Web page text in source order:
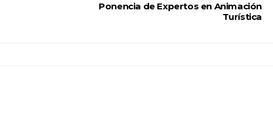
Ponencia de Expertos en Animación
Turística